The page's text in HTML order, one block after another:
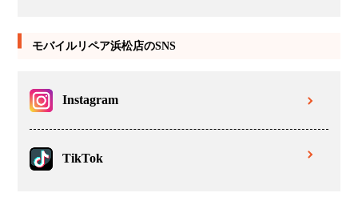
モバイルリペア浜松店のSNS
Instagram
TikTok